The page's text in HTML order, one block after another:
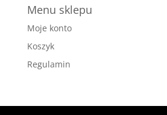
Menu sklepu
Moje konto
Koszyk
Regulamin